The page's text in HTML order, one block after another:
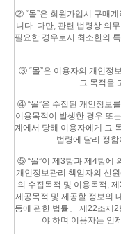
② “몰”은 회원가입시 구매
니다. 다만, 관련 법령상 의
필요한 경우로서 최소한의
③ “몰”은 이용자의 개인정
그 목적을
④ “몰”은 수집된 개인정보
이용목적이 발생한 경우 또
계에서 당해 이용자에게 그
법령에 달리 정
⑤ “몰”이 제3항과 제4항에
개인정보관리 책임자의 신
의 수집목적 및 이용목적,
제공목적 및 제공할 정보의
등에 관한 법률」 제22조제
야 하며 이용자는 언